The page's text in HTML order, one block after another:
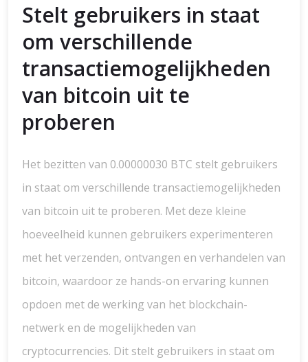
Stelt gebruikers in staat
om verschillende
transactiemogelijkheden
van bitcoin uit te
proberen
Het bezitten van 0.00000030 BTC stelt gebruikers
in staat om verschillende transactiemogelijkheden
van bitcoin uit te proberen. Met deze kleine
hoeveelheid kunnen gebruikers experimenteren
met het verzenden, ontvangen en verhandelen van
bitcoin, waardoor ze hands-on ervaring kunnen
opdoen met de werking van het blockchain-
netwerk en de mogelijkheden van
cryptocurrencies. Dit stelt gebruikers in staat om